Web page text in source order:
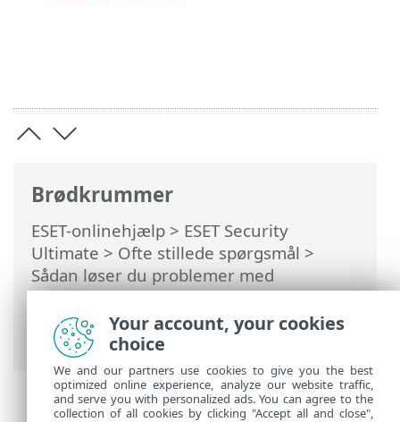
Brødkrummer
ESET-onlinehjælp > ESET Security
Ultimate > Ofte stillede spørgsmål >
Sådan løser du problemer med
produktdeaktivering fra ESET HOME>
Produktet er deaktiveret, og enheden er
ikke længere tilknyttet
Your account, your cookies
choice
We and our partners use cookies to give you the best
optimized online experience, analyze our website traffic,
and serve you with personalized ads. You can agree to the
collection of all cookies by clicking "Accept all and close",